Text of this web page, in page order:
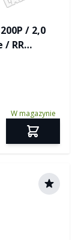
/ 2,0
/ RR
W magazynie